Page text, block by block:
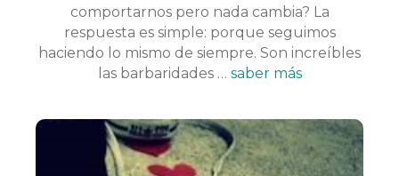
comportarnos pero nada cambia? La
respuesta es simple: porque seguimos
haciendo lo mismo de siempre. Son increíbles
las barbaridades … saber más